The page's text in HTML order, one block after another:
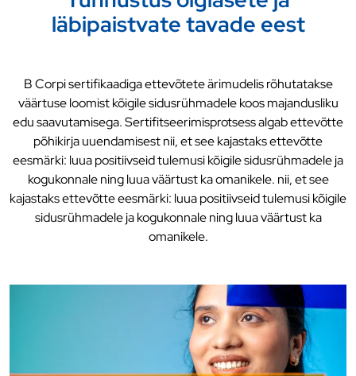
läbipaistvate tavade eest
B Corpi sertifikaadiga ettevõtete ärimudelis rõhutatakse
väärtuse loomist kõigile sidusrühmadele koos majandusliku
edu saavutamisega. Sertifitseerimisprotsess algab ettevõtte
põhikirja uuendamisest nii, et see kajastaks ettevõtte
eesmärki: luua positiivseid tulemusi kõigile sidusrühmadele ja
kogukonnale ning luua väärtust ka omanikele. nii, et see
kajastaks ettevõtte eesmärki: luua positiivseid tulemusi kõigile
sidusrühmadele ja kogukonnale ning luua väärtust ka
omanikele.